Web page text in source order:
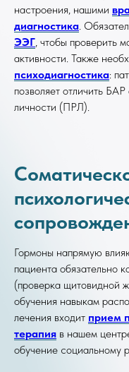
настроения, нашими
диагностика.
ЭЭГ, чтобы проверить
активности. Также
психодиагностика:
позволяет отличить
личности (ПРЛ).
Гормоны напрямую
пациента обязательно
(проверка щитовидной
обучения навыкам
лечения входит прием
терапия в нашем
обучение социальному